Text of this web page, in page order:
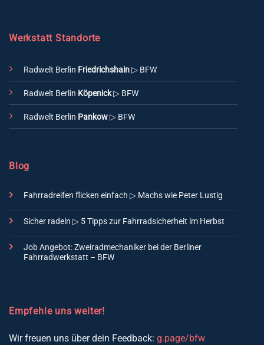
Werkstatt Standorte
Radwelt Berlin Friedrichshain▷ BFW
Radwelt Berlin Köpenick▷ BFW
Radwelt Berlin Pankow▷ BFW
Blog
Fahrradreifen flicken einfach ▷ Machs wie Peter Lustig
Sicher radeln ▷ 5 Tipps zur Fahrradsicherheit im Herbst
Job Angebot: Zweiradmechaniker bei der Berliner
Fahrradwerkstatt – BFW
Empfehle uns weiter!
Wir freuen uns über dein Feedback: g.page/bfw